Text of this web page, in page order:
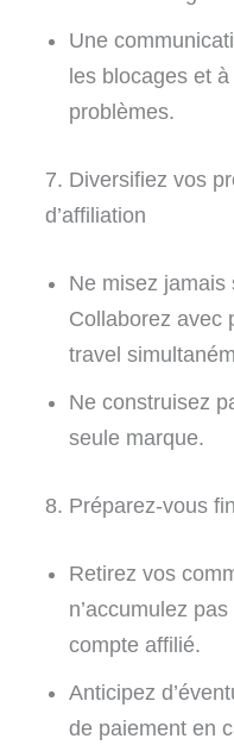
Une
les blocages et
problèmes.
7. Diversifiez vos
d’affiliation
Ne misez jamais
Collaborez avec
travel
Ne construisez
seule marque.
8. Préparez-vous
Retirez vos
n’accumulez
compte affilié.
Anticipez
de paiement en